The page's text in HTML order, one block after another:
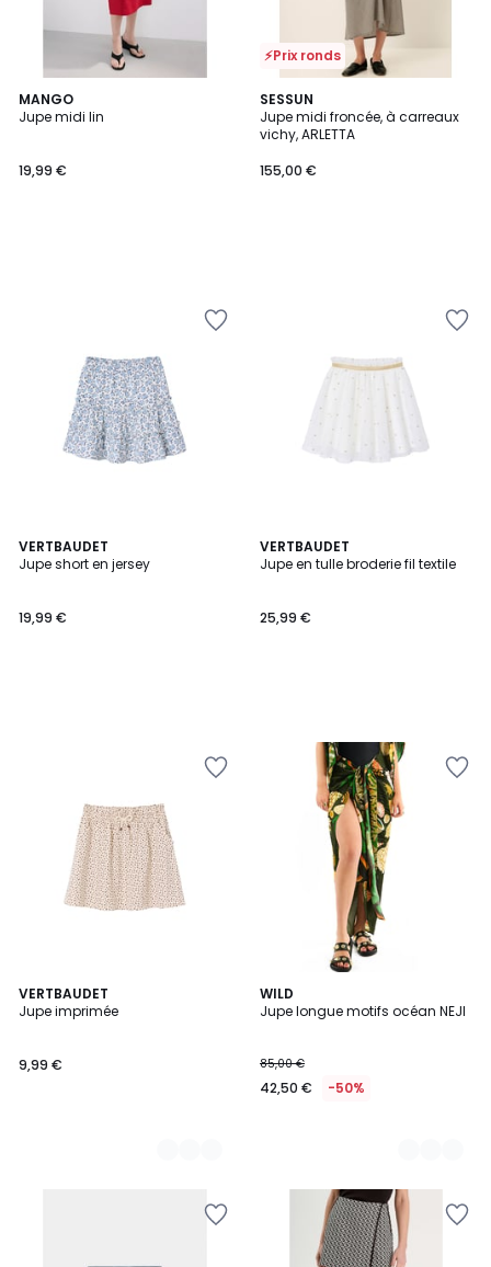
MANGO
Jupe midi lin
19,99 €
⚡Prix ronds
SESSUN
Jupe midi froncée, à carreaux
vichy, ARLETTA
155,00 €
VERTBAUDET
Jupe short en jersey
19,99 €
VERTBAUDET
Jupe en tulle broderie fil textile
25,99 €
VERTBAUDET
Jupe imprimée
9,99 €
3
Couleurs
WILD
Jupe longue motifs océan NEJI
85,00 €
42,50 € -50%
2
Couleurs